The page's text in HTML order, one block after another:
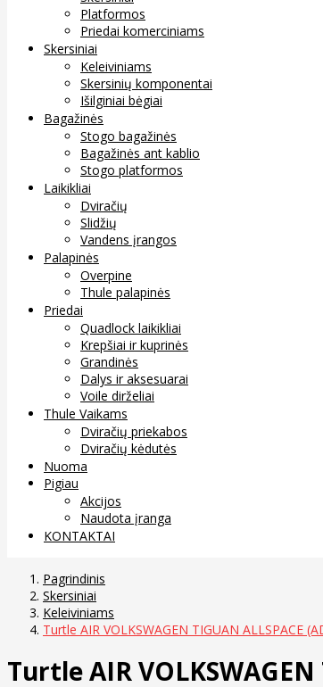
Platformos
Priedai komerciniams
Skersiniai
Keleiviniams
Skersinių komponentai
Išilginiai bėgiai
Bagažinės
Stogo bagažinės
Bagažinės ant kablio
Stogo platformos
Laikikliai
Dviračių
Slidžių
Vandens įrangos
Palapinės
Overpine
Thule palapinės
Priedai
Quadlock laikikliai
Krepšiai ir kuprinės
Grandinės
Dalys ir aksesuarai
Voile dirželiai
Thule Vaikams
Dviračių priekabos
Dviračių kėdutės
Nuoma
Pigiau
Akcijos
Naudota įranga
KONTAKTAI
Pagrindinis
Skersiniai
Keleiviniams
Turtle AIR VOLKSWAGEN TIGUAN ALLSPACE
Turtle AIR